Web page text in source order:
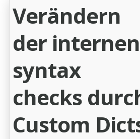
Verändern
der internen
syntax
checks
Custom